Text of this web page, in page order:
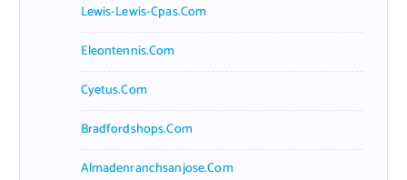
Lewis-Lewis-Cpas.com
Eleontennis.com
Cyetus.com
Bradfordshops.com
Almadenranchsanjose.com